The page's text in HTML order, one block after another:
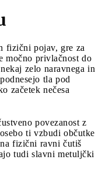
fizični pojav, gre za
močno privlačnost do
zelo naravnega in
tla pod
začetek nečesa
povezanost z
ti vzbudi občutke
fizični ravni čutiš
tudi slavni metuljčki